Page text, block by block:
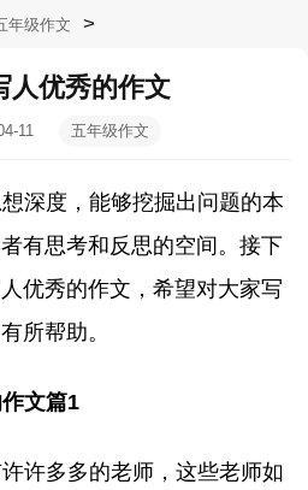
年级作文 >
人优秀的作文
11
五年级作文
深度，能够挖掘出问题的本
有思考和反思的空间。接下
优秀的作文，希望对大家写
所帮助。
文篇1
许多多的老师，这些老师如